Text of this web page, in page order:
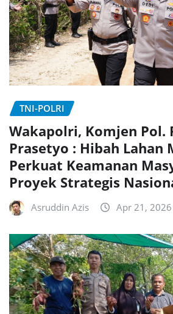
TNI-POLRI
Wakapolri, Komjen Pol.
Prasetyo : Hibah Lahan
Perkuat Keamanan
Proyek Strategis
Asruddin Azis Apr 21, 2026